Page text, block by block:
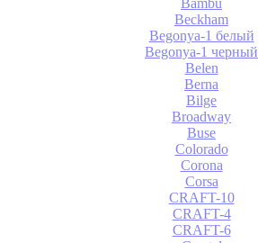
Beckham
Begonya-1 белый
Begonya-1 черный
Belen
Berna
Bilge
Broadway
Buse
Colorado
Corona
Corsa
CRAFT-10
CRAFT-4
CRAFT-6